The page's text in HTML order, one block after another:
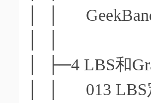
│ │
│ ├─4 LBS和
│ │ 013 LBS